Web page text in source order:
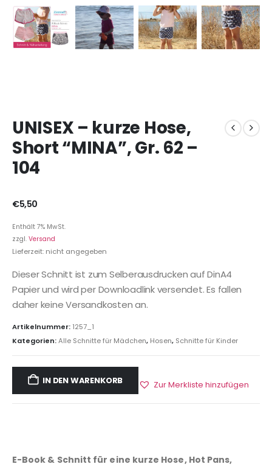
UNISEX – kurze Hose,
Short “MINA”, Gr. 62 –
104
€5,50
Enthält 7% MwSt.
zzgl. Versand
Lieferzeit: nicht angegeben
Dieser Schnitt ist zum Selberausdrucken auf DinA4
Papier und wird per Downloadlink versendet. Es fallen
daher keine Versandkosten an.
Artikelnummer: 1257_1
Kategorien:Alle Schnitte für Mädchen, Hosen, Schnitte für Kinder
IN DEN WARENKORB Zur Merkliste hinzufügen
E-Book & Schnitt für eine kurze Hose, Hot Pans,